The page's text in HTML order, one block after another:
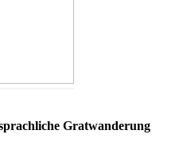
Gratwanderung